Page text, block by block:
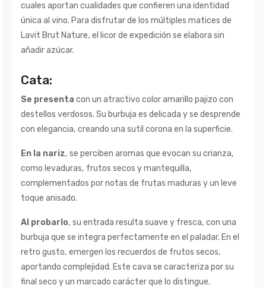
cuales aportan cualidades que confieren una identidad
única al vino. Para disfrutar de los múltiples matices de
Lavit Brut Nature, el licor de expedición se elabora sin
añadir azúcar.
Cata:
Se presenta con un atractivo color amarillo pajizo con
destellos verdosos. Su burbuja es delicada y se desprende
con elegancia, creando una sutil corona en la superficie.
En la nariz, se perciben aromas que evocan su crianza,
como levaduras, frutos secos y mantequilla,
complementados por notas de frutas maduras y un leve
toque anisado.
Al probarlo, su entrada resulta suave y fresca, con una
burbuja que se integra perfectamente en el paladar. En el
retro gusto, emergen los recuerdos de frutos secos,
aportando complejidad. Este cava se caracteriza por su
final seco y un marcado carácter que lo distingue.